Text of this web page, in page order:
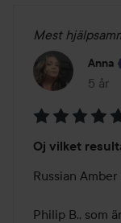
Mest
Anna
5 år
5
av
Oj vilket
Russian
Philip B., som